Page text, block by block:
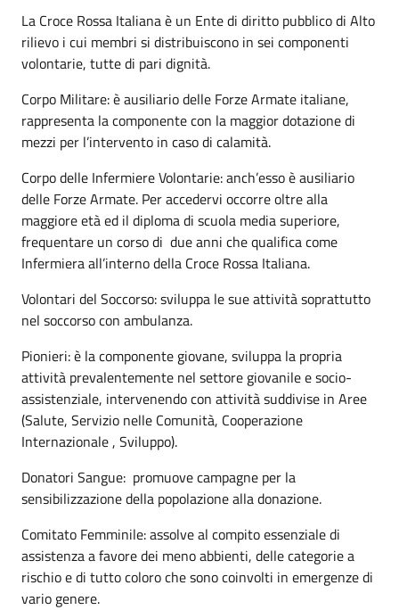
La Croce Rossa Italiana è un Ente di diritto pubblico di Alto
rilievo i cui membri si distribuiscono in sei componenti
volontarie, tutte di pari dignità.
Corpo Militare: è ausiliario delle Forze Armate italiane,
rappresenta la componente con la maggior dotazione di
mezzi per l’intervento in caso di calamità.
Corpo delle Infermiere Volontarie: anch’esso è ausiliario
delle Forze Armate. Per accedervi occorre oltre alla
maggiore età ed il diploma di scuola media superiore,
frequentare un corso di due anni che qualifica come
Infermiera all’interno della Croce Rossa Italiana.
Volontari del Soccorso: sviluppa le sue attività soprattutto
nel soccorso con ambulanza.
Pionieri: è la componente giovane, sviluppa la propria
attività prevalentemente nel settore giovanile e socio-
assistenziale, intervenendo con attività suddivise in Aree
(Salute, Servizio nelle Comunità, Cooperazione
Internazionale , Sviluppo).
Donatori Sangue: promuove campagne per la
sensibilizzazione della popolazione alla donazione.
Comitato Femminile: assolve al compito essenziale di
assistenza a favore dei meno abbienti, delle categorie a
rischio e di tutto coloro che sono coinvolti in emergenze di
vario genere.